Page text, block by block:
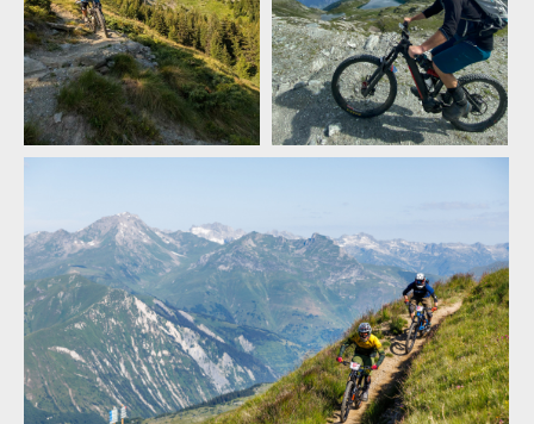
ENDURO2 se v roce 2025 pojede v Meribelu a Verbieru
ENDURO2 se v roce 2025 pojede v Meribelu a Verbieru
ENDURO2 se v roce 2025
pojede v Meribelu a Verbieru
ENDURO2 se v roce 2025
ENDURO2 se v roce 2025
pojede v Meribelu a Verbieru
ENDURO2 se v roce 2025